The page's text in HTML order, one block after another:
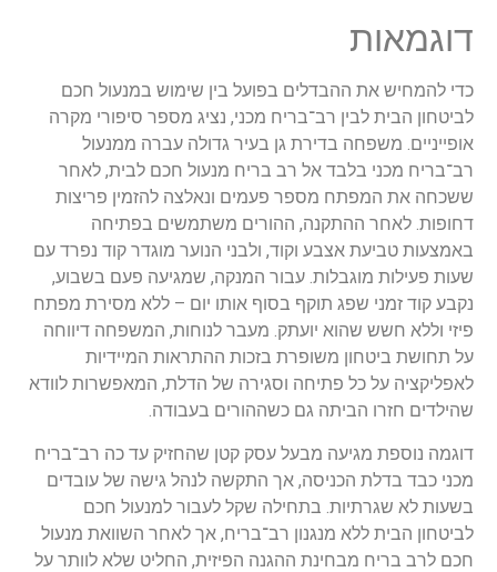
להמחיש את ההבדלים בפועל בין שימוש במנעול חכם
הבית לבין רב־בריח מכני, נציג מספר סיפורי מקרה
משפחה בדירת גן בעיר גדולה עברה ממנעול
מכני בלבד אל רב בריח מנעול חכם לבית, לאחר
את המפתח מספר פעמים ונאלצה להזמין פריצות
לאחר ההתקנה, ההורים משתמשים בפתיחה
טביעת אצבע וקוד, ולבני הנוער מוגדר קוד נפרד עם
פעילות מוגבלות. עבור המנקה, שמגיעה פעם בשבוע,
קוד זמני שפג תוקף בסוף אותו יום – ללא מסירת מפתח
וללא חשש שהוא יועתק. מעבר לנוחות, המשפחה דיווחה
תחושת ביטחון משופרת בזכות ההתראות המיידיות
על כל פתיחה וסגירה של הדלת, המאפשרות לוודא
חזרו הביתה גם כשההורים בעבודה.
נוספת מגיעה מבעל עסק קטן שהחזיק עד כה רב־בריח
כבד בדלת הכניסה, אך התקשה לנהל גישה של עובדים
לא שגרתיות. בתחילה שקל לעבור למנעול חכם
הבית ללא מנגנון רב־בריח, אך לאחר השוואת מנעול
לרב בריח מבחינת ההגנה הפיזית, החליט שלא לוותר על